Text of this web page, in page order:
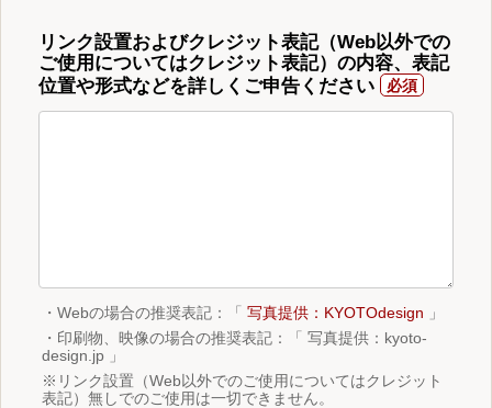
リンク設置およびクレジット表記（Web以外での
ご使用についてはクレジット表記）の内容、表記
位置や形式などを詳しくご申告ください
・Webの場合の推奨表記：「 写真提供：KYOTOdesign 」
・印刷物、映像の場合の推奨表記：「 写真提供：kyoto-
design.jp 」
※リンク設置（Web以外でのご使用についてはクレジット
表記）無しでのご使用は一切できません。